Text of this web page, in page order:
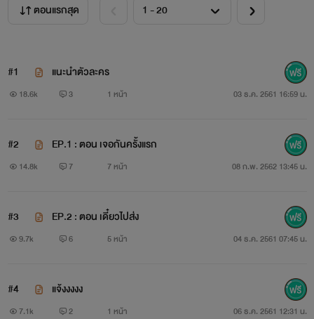
"จะไปไหนว่ะ"
เมื่ออีกคนพยายามเข้าหาแต่อีกคนกลับนิ่ง จนเธอถอดใจ
แสดงความเป็นเจ้าของแบบนี้
ตอนแรกสุด
#1 แนะนำตัวละคร
18.6k 3 1 หน้า 03 ธ.ค. 2561 16:59 น.
#2 EP.1 : ตอน เจอกันครั้งแรก
14.8k 7 7 หน้า 08 ก.พ. 2562 13:45 น.
#3 EP.2 : ตอน เดี๋ยวไปส่ง
9.7k 6 5 หน้า 04 ธ.ค. 2561 07:45 น.
#4 แจ้งงงงง
7.1k 2 1 หน้า 06 ธ.ค. 2561 12:31 น.